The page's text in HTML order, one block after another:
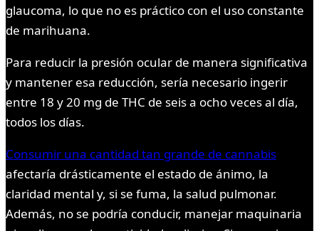
glaucoma, lo que no es práctico con el uso constante
de marihuana.
Para reducir la presión ocular de manera significativa
y mantener esa reducción, sería necesario ingerir
entre 18 y 20 mg de THC de seis a ocho veces al día,
todos los días.
Consumir una cantidad tan grande de cannabis
afectaría drásticamente el estado de ánimo, la
claridad mental y, si se fuma, la salud pulmonar.
Además, no se podría conducir, manejar maquinaria